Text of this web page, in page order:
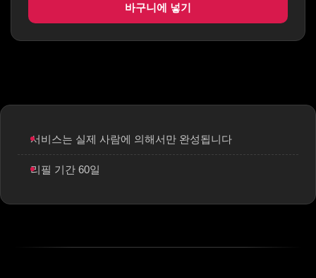
바구니에 넣기
서비스는 실제 사람에 의해서만 완성됩니다
리필 기간 60일